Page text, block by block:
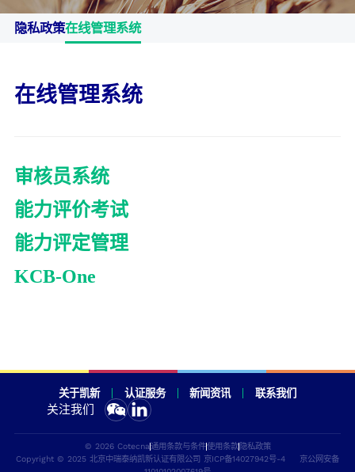
ACT实验室
Agronómica实验室
Cotecna消费品
Cotecna马来西亚
Cotecna中东
Cotecna泰国
检创检测
隐私政策在线管理系统
在线管理系统
审核员系统
能力评价考试
能力评定管理
KCB-One
关于凯新 认证服务 新闻资讯 联系我们
关注我们
© 2026 Cotecna通用条款与条件使用条款隐私政策
Copyright © 2025 北京中瑞泰纳凯新认证有限公司 京ICP备14027942号-4
京公网安备